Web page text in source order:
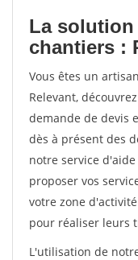
La
chantiers :
Vous êtes un
Relevant,
demande de devis
dès à présent des
notre service
proposer vos
votre zone
pour réaliser leurs
L'utilisation de